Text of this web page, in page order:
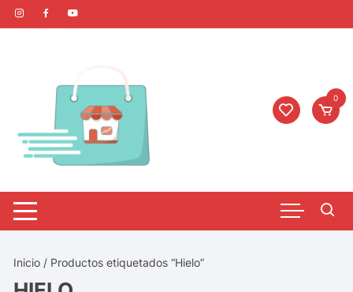
0
Inicio / Productos etiquetados “Hielo”